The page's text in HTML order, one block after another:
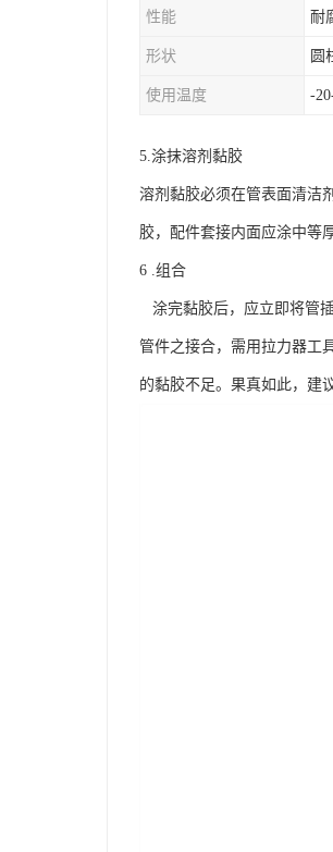
性能 耐
形状 圆
使用温度 -
5.涂抹溶剂黏胶
溶剂黏胶必须在管表面清洁
胶，配件套接内面应涂中等
6 .组合
涂完黏胶后，应立即将管
管件之接合，需用拉力器工
的黏胶不足。果真如此，建